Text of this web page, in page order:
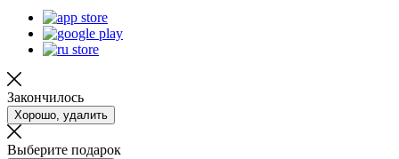
Закончилось
Хорошо, удалить
Выберите подарок